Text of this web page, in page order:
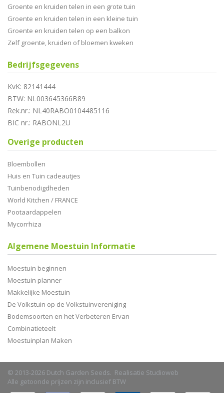
Groente en kruiden telen in een grote tuin
Groente en kruiden telen in een kleine tuin
Groente en kruiden telen op een balkon
Zelf groente, kruiden of bloemen kweken
Bedrijfsgegevens
KvK: 82141444
BTW: NL003645366B89
Rek.nr.: NL40RABO0104485116
BIC nr.: RABONL2U
Overige producten
Bloembollen
Huis en Tuin cadeautjes
Tuinbenodigdheden
World Kitchen / FRANCE
Pootaardappelen
Mycorrhiza
Algemene Moestuin Informatie
Moestuin beginnen
Moestuin planner
Makkelijke Moestuin
De Volkstuin op de Volkstuinvereniging
Bodemsoorten en het Verbeteren Ervan
Combinatieteelt
Moestuinplan Maken
© 2013-2026 Dutch Garden Seeds. Realisatie Studioweb
Alle getoonde prijzen zijn inclusief BTW